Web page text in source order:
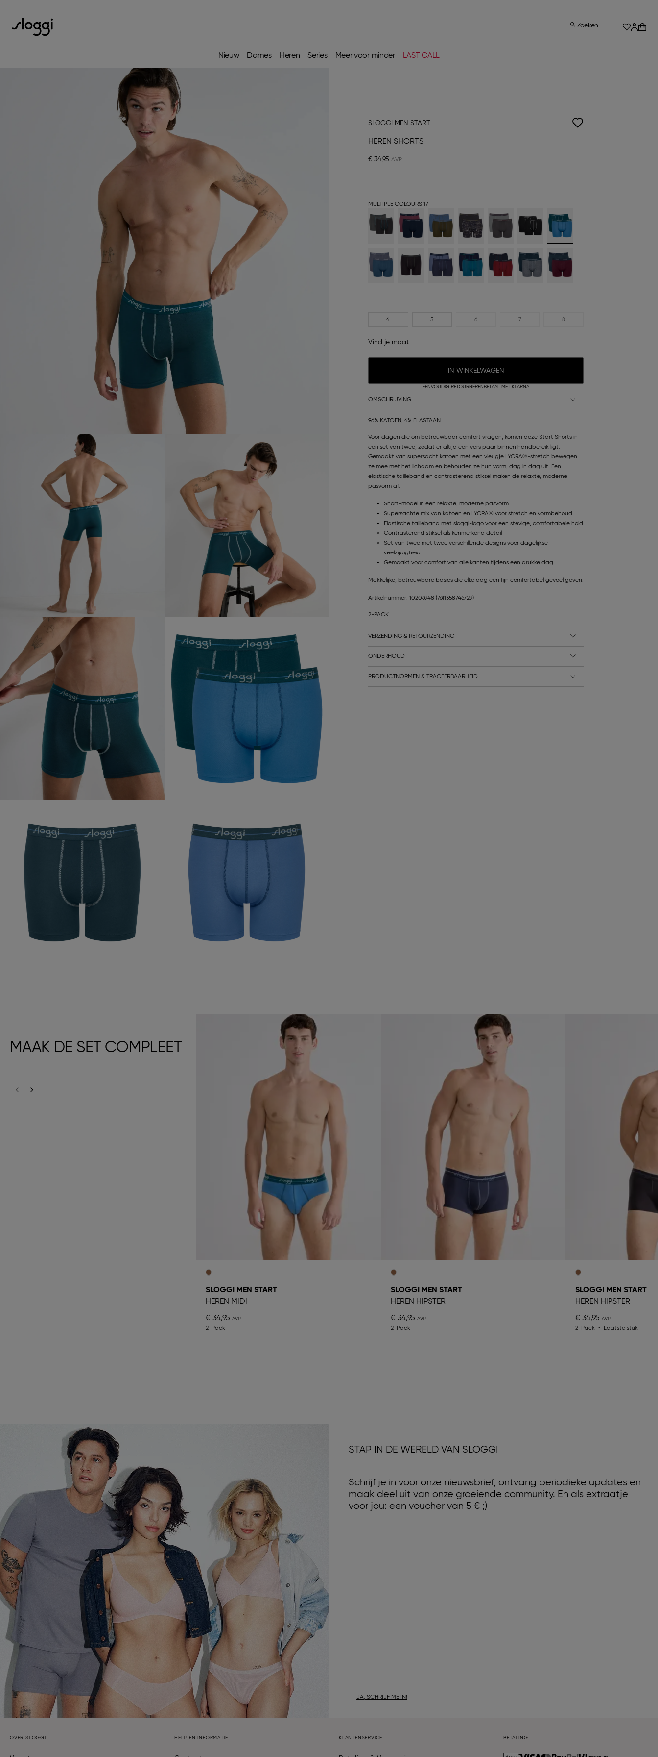
Nieuw Dames Heren Series Meer voor minder LAST CALL
Zoeken
SLOGGI MEN START
HEREN SHORTS
€ 34,95
MULTIPLE COLOURS 17
4 5 6 7 8
Vind je maat
IN WINKELWAGEN
EENVOUDIG RETOURNEREN BETAAL MET KLARNA
OMSCHRIJVING
96% KATOEN, 4% ELASTAAN
Voor dagen die om betrouwbaar comfort vragen, komen deze Start Shorts in
een set van twee, zodat er altijd een vers paar binnen handbereik ligt.
Gemaakt van supersacht katoen met een vleugje LYCRA®-stretch bewegen
ze mee met het lichaam en behouden ze hun vorm, dag in dag uit. Een
elastische tailleband en contrasterend stiksel maken de relaxte, moderne
pasvorm af.
Short-model in een relaxte, moderne pasvorm
Supersachte mix van katoen en LYCRA® voor stretch en vormbehoud
Elastische tailleband met sloggi-logo voor een stevige, comfortabele hold
Contrasterend stiksel als kenmerkend detail
Set van twee met twee verschillende designs voor dagelijkse
veelzijdigheid
Gemaakt voor comfort van alle kanten tijdens een drukke dag
Makkelijke, betrouwbare basics die elke dag een fijn comfortabel gevoel geven.
Artikelnummer: 10206948 (7611358746729)
2-PACK
VERZENDING & RETOURZENDING
ONDERHOUD
PRODUCTNORMEN & TRACEERBAARHEID
MAAK DE SET COMPLEET
SLOGGI MEN START
HEREN MIDI
€ 34,95
2-Pack
SLOGGI MEN START
HEREN HIPSTER
€ 34,95
2-Pack
SLOGGI MEN START
HEREN HIPSTER
€ 34,95
2-Pack Laatste stuk
STAP IN DE WERELD VAN SLOGGI
Schrijf je in voor onze nieuwsbrief, ontvang periodieke updates en
maak deel uit van onze groeiende community. En als extraatje
voor jou: een voucher van 5 € ;)
JA, SCHRIJF ME IN!
OVER SLOGGI HELP EN INFORMATIE KLANTENSERVICE BETALING